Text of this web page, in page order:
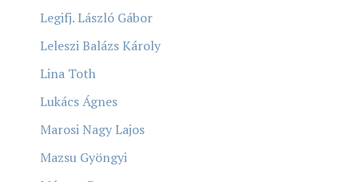
Legifj. László Gábor
Leleszi Balázs Károly
Lina Toth
Lukács Ágnes
Marosi Nagy Lajos
Mazsu Gyöngyi